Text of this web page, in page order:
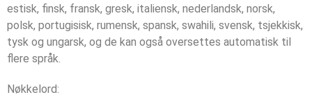
estisk, finsk, fransk, gresk, italiensk, nederlandsk, norsk,
polsk, portugisisk, rumensk, spansk, swahili, svensk, tsjekkisk,
tysk og ungarsk, og de kan også oversettes automatisk til
flere språk.
Nøkkelord: